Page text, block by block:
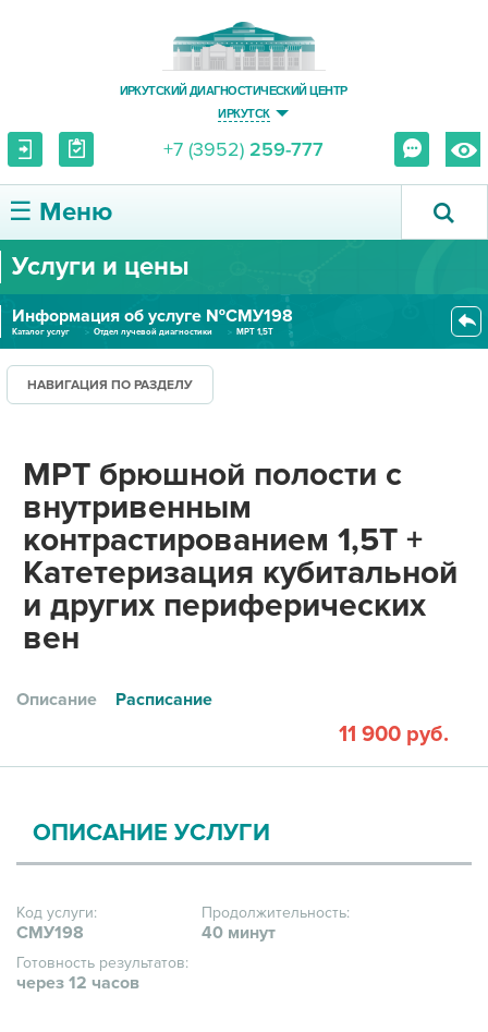
ИРКУТСКИЙ ДИАГНОСТИЧЕСКИЙ ЦЕНТР
ИРКУТСК
+7 (3952) 259-777
☰ Меню
О ЦЕНТРЕ
УСЛУГИ И ЦЕНЫ
ПАЦИЕНТУ
ПРАВОВАЯ ИНФОРМАЦИЯ
Услуги и цены
Информация об услуге №СМУ198
Каталог услуг Отдел лучевой диагностики
МРТ 1,5Т
НАВИГАЦИЯ ПО РАЗДЕЛУ
МРТ брюшной полости с
внутривенным
контрастированием 1,5Т +
Катетеризация кубитальной
и других периферических
вен
Описание Расписание
11 900 руб.
ОПИСАНИЕ УСЛУГИ
Код услуги:
СМУ198
Продолжительность:
40 минут
Готовность результатов:
через 12 часов